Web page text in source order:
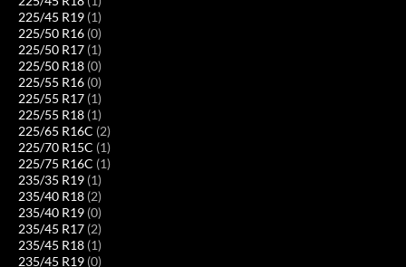
225/45 R19 (1)
225/50 R16 (0)
225/50 R17 (1)
225/50 R18 (0)
225/55 R16 (0)
225/55 R17 (1)
225/55 R18 (1)
225/65 R16C (2)
225/70 R15C (1)
225/75 R16C (1)
235/35 R19 (1)
235/40 R18 (2)
235/40 R19 (0)
235/45 R17 (2)
235/45 R18 (1)
235/45 R19 (0)